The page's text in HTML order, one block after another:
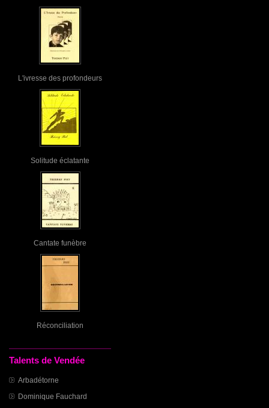
L'ivresse des profondeurs
Solitude éclatante
Cantate funèbre
Réconciliation
Talents de Vendée
Arbadétorne
Dominique Fauchard